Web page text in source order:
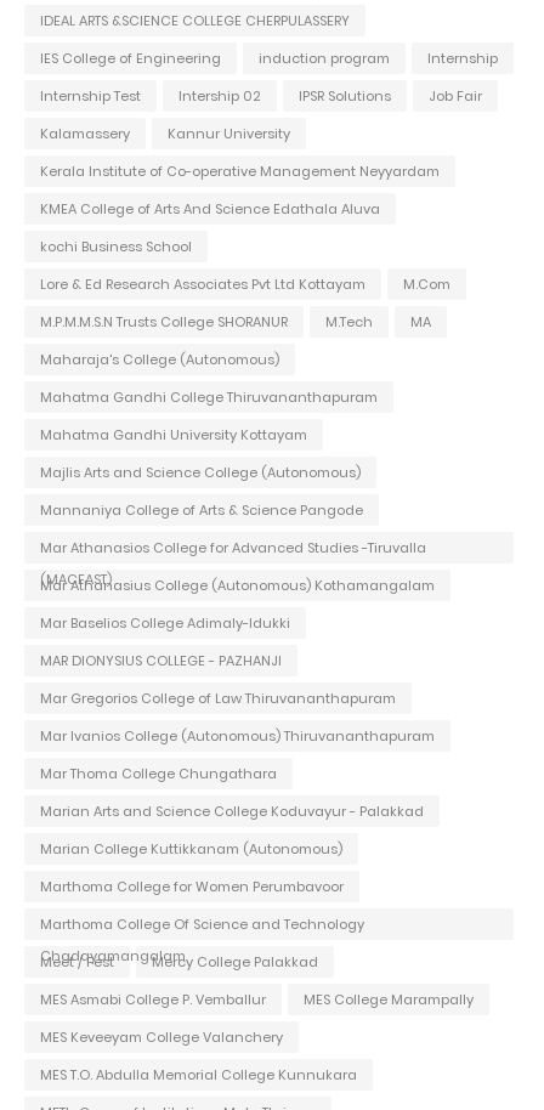
IDEAL ARTS &SCIENCE COLLEGE CHERPULASSERY
IES College of Engineering
induction program
Internship
Internship Test
Intership 02 IPSR Solutions
Job Fair
Kalamassery
Kannur University
Kerala Institute of Co-operative Management Neyyardam
KMEA College of Arts And Science Edathala Aluva
kochi Business School
Lore & Ed Research Associates Pvt Ltd Kottayam
M.Com
M.P.M.M.S.N Trusts College SHORANUR
M.Tech
MA
Maharaja's College (Autonomous)
Mahatma Gandhi College Thiruvananthapuram
Mahatma Gandhi University Kottayam
Majlis Arts and Science College (Autonomous)
Mannaniya College of Arts & Science Pangode
Mar Athanasios College for Advanced Studies -Tiruvalla
(MACFAST)
Mar Athanasius College (Autonomous) Kothamangalam
Mar Baselios College Adimaly-Idukki
MAR DIONYSIUS COLLEGE - PAZHANJI
Mar Gregorios College of Law Thiruvananthapuram
Mar Ivanios College (Autonomous) Thiruvananthapuram
Mar Thoma College Chungathara
Marian Arts and Science College Koduvayur - Palakkad
Marian College Kuttikkanam (Autonomous)
Marthoma College for Women Perumbavoor
Marthoma College Of Science and Technology
Chadayamangalam
Meet / Fest
Mercy College Palakkad
MES Asmabi College P. Vemballur
MES College Marampally
MES Keveeyam College Valanchery
MES T.O. Abdulla Memorial College Kunnukara